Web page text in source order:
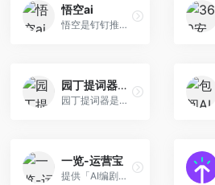
悟空ai
悟空是钉钉推出的 AI 工作平台，基于通义大模型，通过对话式交互帮助你高效完成各类工作任务
园丁提词器官网
园丁提词器是一款支持智能跟读、智能暂停、智能文案、隐形提词的Windows电脑桌面应用，告别忘词，一镜到底！
一览-运营宝
提供「AI编剧」「AI 绘图」等AIGC工具、不限速的存储下载、素材管理检索、视频协同审阅、视频资产商业变现等服务